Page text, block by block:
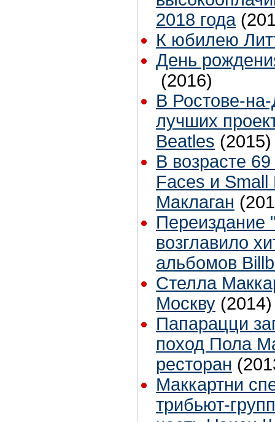
2018 года
К юбилею
День
(2016)
В Ростове-
лучших
Beatles (2015)
В возрасте
Faces и
Маклаган
Переиздание
возглавило
альбомов
Стелла
Москву (2014)
Папарацци
поход Пола
ресторан
Маккартни
трибьют-